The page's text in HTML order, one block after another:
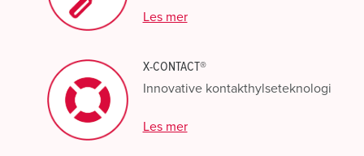
Les mer
X-CONTACT®
Innovative kontakthylseteknologi
Les mer